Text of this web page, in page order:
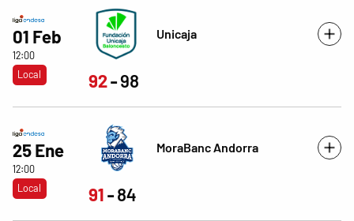
01 Feb
12:00
Local
Unicaja
92 98
25 Ene
12:00
Local
MoraBanc Andorra
91 84